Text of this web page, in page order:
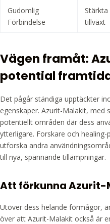
Gudomlig
Förbindelse
Stärkta
tillväxt
Vägen framåt:
potential
Det pågår ständiga upptäckter
egenskaper. Azurit-Malakit, med
potentiellt områden där dess
ytterligare. Forskare och
utforska andra
till nya, spännande tillämpningar.
Att förkunna Azurit-
Utöver dess helande förmågor,
över att Azurit-Malakit också är